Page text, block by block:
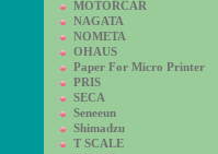
MOTORCAR
NAGATA
NOMETA
OHAUS
Paper For Micro Printer
PRIS
SECA
Seneeun
Shimadzu
T SCALE